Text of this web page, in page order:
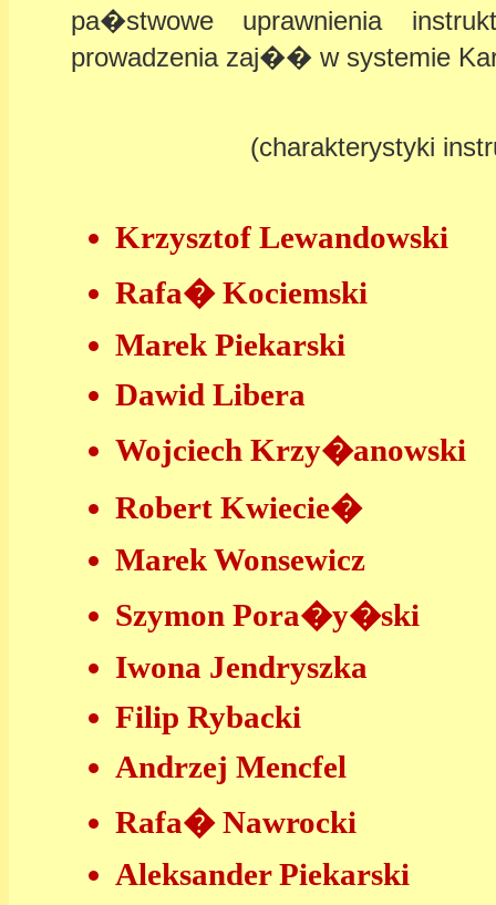
pa�stwowe uprawnienia
prowadzenia zaj�� w systemie
(charakterystyki
Krzysztof Lewandowski
Rafa� Kociemski
Marek Piekarski
Dawid Libera
Wojciech Krzy�anowski
Robert Kwiecie�
Marek Wonsewicz
Szymon Pora�y�ski
Iwona Jendryszka
Filip Rybacki
Andrzej Mencfel
Rafa� Nawrocki
Aleksander Piekarski